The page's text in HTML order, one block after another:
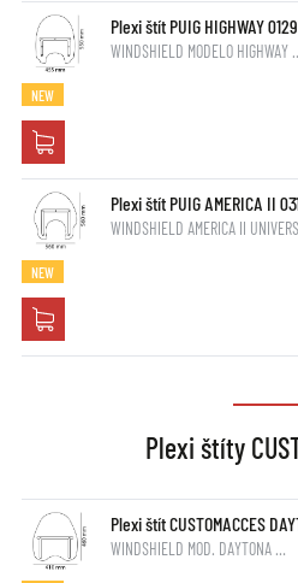
Plexi štít PUIG HIGHWAY
WINDSHIELD MODELO HIGHWAY
NEW
Plexi štít PUIG AMERICA II
WINDSHIELD AMERICA II
NEW
Plexi štíty
Plexi štít CUSTOMACCES
WINDSHIELD MOD. DAYTONA …